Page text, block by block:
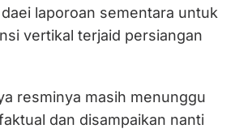
laporoan sementara untuk
vertikal terjaid persiangan
resminya masih menunggu
dan disampaikan nanti